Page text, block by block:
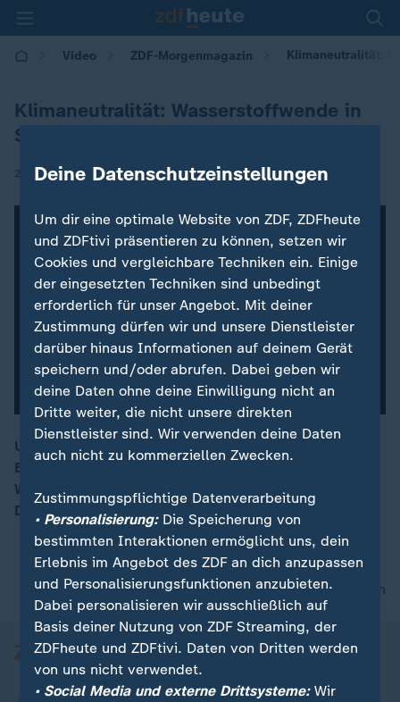
Video ZDF-Morgenmagazin Klimaneutralität:
Klimaneutralität: Wasserstoffwende in
Sicht?
26.07.2023 | 05:30
Um bis 2045 klimaneutral zu werden, will die
Bundesregierung fossile Brennstoffe durch grünen
Wasserstoff ersetzen. Doch die Transformation stellt
Deutschland vor Herausforderungen.
nach oben
Deine Datenschutzeinstellungen
Um dir eine optimale Website von ZDF, ZDFheute
und ZDFtivi präsentieren zu können, setzen wir
Cookies und vergleichbare Techniken ein. Einige
der eingesetzten Techniken sind unbedingt
erforderlich für unser Angebot. Mit deiner
Zustimmung dürfen wir und unsere Dienstleister
darüber hinaus Informationen auf deinem Gerät
speichern und/oder abrufen. Dabei geben wir
deine Daten ohne deine Einwilligung nicht an
Dritte weiter, die nicht unsere direkten
Dienstleister sind. Wir verwenden deine Daten
auch nicht zu kommerziellen Zwecken.
Zustimmungspflichtige Datenverarbeitung
• Personalisierung:Die Speicherung von
bestimmten Interaktionen ermöglicht uns, dein
Erlebnis im Angebot des ZDF an dich anzupassen
und Personalisierungsfunktionen anzubieten.
Dabei personalisieren wir ausschließlich auf
Basis deiner Nutzung von ZDF Streaming, der
ZDFheute und ZDFtivi. Daten von Dritten werden
von uns nicht verwendet.
• Social Media und externe Drittsysteme:Wir